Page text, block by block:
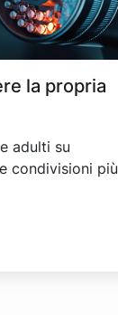
la propria
adulti su
condivisioni più